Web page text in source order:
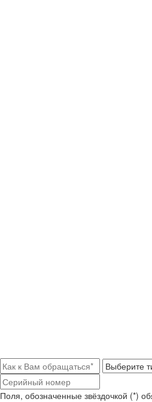
Поля, обозначенные звёздочкой (*)